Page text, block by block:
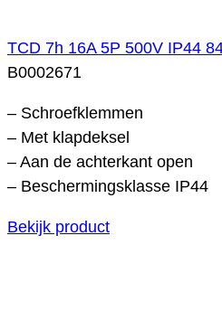
TCD 7h 16A 5P 500V IP44
B0002671
– Schroefklemmen
– Met klapdeksel
– Aan de achterkant open
– Beschermingsklasse IP44
Bekijk product